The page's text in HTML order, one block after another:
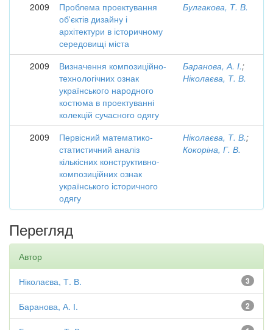
2009
Проблема проектування
об'єктів дизайну і
архітектури в історичному
середовищі міста
Булгакова, Т. В.
2009
Визначення композиційно-
технологічних ознак
українського народного
костюма в проектуванні
колекцій сучасного одягу
Баранова, А. І.;
Ніколаєва, Т. В.
2009
Первісний математико-
статистичний аналіз
кількісних конструктивно-
композиційних ознак
українського історичного
одягу
Ніколаєва, Т. В.;
Кокоріна, Г. В.
Перегляд
Автор
3
Ніколаєва, Т. В.
2
Баранова, А. І.